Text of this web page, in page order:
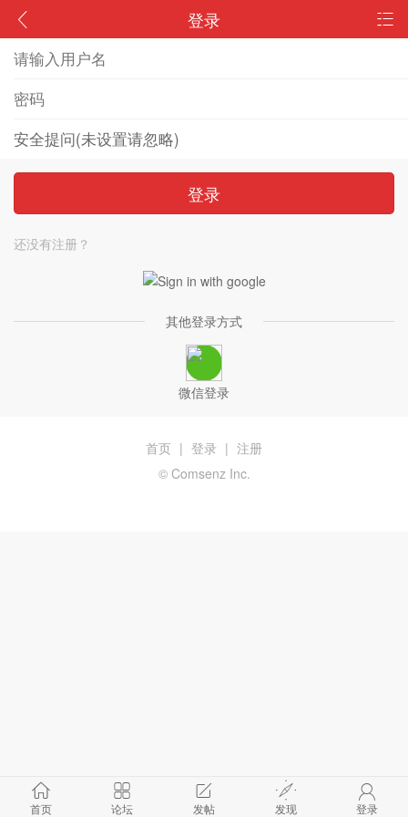
登录
登录
还没有注册？
其他登录方式
微信登录
首页 论坛 发帖 发现 登录
首页 | 登录 | 注册
© Comsenz Inc.